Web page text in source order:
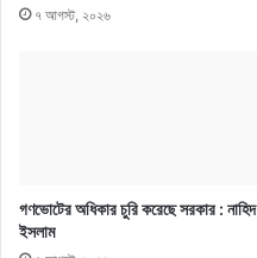
৭ আগস্ট, ২০২৬
গণভোটের অধিকার চুরি করেছে সরকার : নাহিদ
ইসলাম